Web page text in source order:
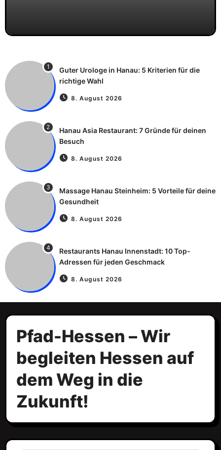
1
Guter Urologe in Hanau: 5 Kriterien für die
richtige Wahl
8. August 2026
2
Hanau Asia Restaurant: 7 Gründe für deinen
Besuch
8. August 2026
3
Massage Hanau Steinheim: 5 Vorteile für deine
Gesundheit
8. August 2026
4
Restaurants Hanau Innenstadt: 10 Top-
Adressen für jeden Geschmack
8. August 2026
Pfad-Hessen – Wir
begleiten Hessen auf
dem Weg in die
Zukunft!